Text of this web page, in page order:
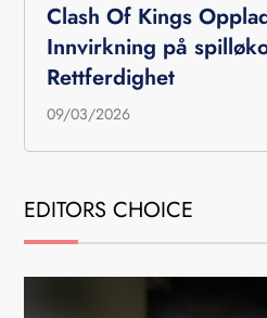
Clash Of Kings
Innvirkning på
Rettferdighet
09/03/2026
EDITORS CHOICE